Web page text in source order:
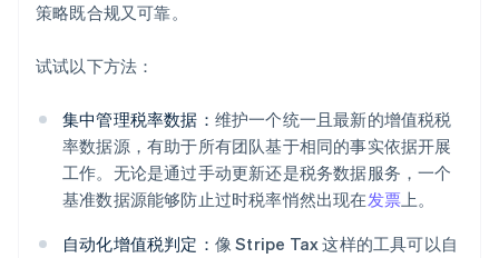
策略既合规又可靠。
试试以下方法：
集中管理税率数据： 维护一个统一且最新的增值税税
率数据源，有助于所有团队基于相同的事实依据开展
工作。无论是通过手动更新还是税务数据服务，一个
基准数据源能够防止过时税率悄然出现在发票上。
自动化增值税判定： 像 Stripe Tax 这样的工具可以自